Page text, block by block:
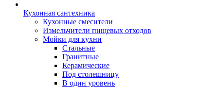
Кухонная сантехника
Кухонные смесители
Измельчители пищевых отходов
Мойки для кухни
Стальные
Гранитные
Керамические
Под столешницу
В один уровень